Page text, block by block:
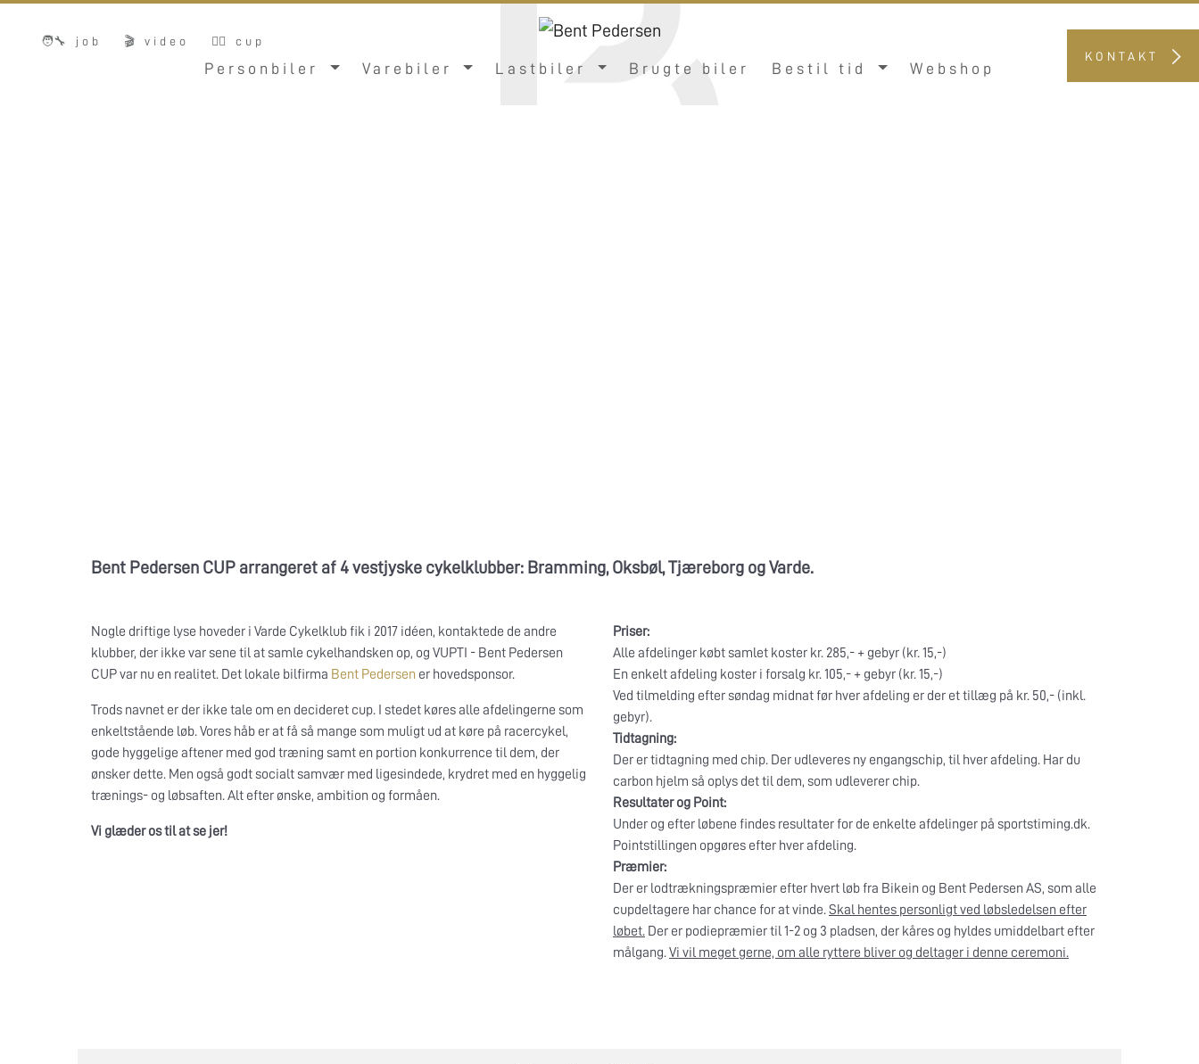
🧑‍🔧 job 🎬 video
🚴‍♂️ cup
KONTAKT
Personbiler Varebiler Lastbiler Brugte biler Bestil tid Webshop
Bent Pedersen CUP arrangeret af 4 vestjyske cykelklubber: Bramming, Oksbøl, Tjæreborg og Varde.
Nogle driftige lyse hoveder i Varde Cykelklub fik i 2017 idéen, kontaktede de andre
klubber, der ikke var sene til at samle cykelhandsken op, og VUPTI - Bent Pedersen
CUP var nu en realitet. Det lokale bilfirma Bent Pedersen er hovedsponsor.
Trods navnet er der ikke tale om en decideret cup. I stedet køres alle afdelingerne som
enkeltstående løb. Vores håb er at få så mange som muligt ud at køre på racercykel,
gode hyggelige aftener med god træning samt en portion konkurrence til dem, der
ønsker dette. Men også godt socialt samvær med ligesindede, krydret med en hyggelig
trænings- og løbsaften. Alt efter ønske, ambition og formåen.
Vi glæder os til at se jer!
Priser:
Alle afdelinger købt samlet koster kr. 285,- + gebyr (kr. 15,-)
En enkelt afdeling koster i forsalg kr. 105,- + gebyr (kr. 15,-)
Ved tilmelding efter søndag midnat før hver afdeling er der et tillæg på kr. 50,- (inkl.
gebyr).
Tidtagning:
Der er tidtagning med chip. Der udleveres ny engangschip, til hver afdeling. Har du
carbon hjelm så oplys det til dem, som udleverer chip.
Resultater og Point:
Under og efter løbene findes resultater for de enkelte afdelinger på sportstiming.dk.
Pointstillingen opgøres efter hver afdeling.
Præmier:
Der er lodtrækningspræmier efter hvert løb fra Bikein og Bent Pedersen AS, som alle
cupdeltagere har chance for at vinde. Skal hentes personligt ved løbsledelsen efter
løbet. Der er podiepræmier til 1-2 og 3 pladsen, der kåres og hyldes umiddelbart efter
målgang. Vi vil meget gerne, om alle ryttere bliver og deltager i denne ceremoni.